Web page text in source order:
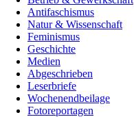
Antifaschismus
Natur & Wissenschaft
Feminismus
Geschichte
Medien
Abgeschrieben
Leserbriefe
Wochenendbeilage
Fotoreportagen